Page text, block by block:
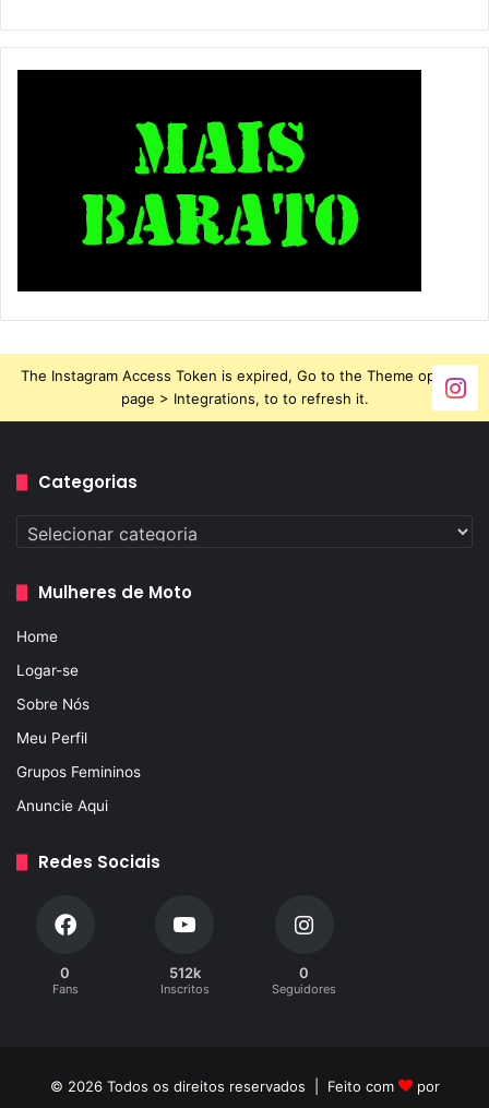
The Instagram Access Token is expired, Go to the Theme options
page > Integrations, to to refresh it.
Categorias
Categorias
Mulheres de Moto
Home
Logar-se
Sobre Nós
Meu Perfil
Grupos Femininos
Anuncie Aqui
Redes Sociais
0
Fans
512k
Inscritos
0
Seguidores
© 2026 Todos os direitos reservados | Feito com por